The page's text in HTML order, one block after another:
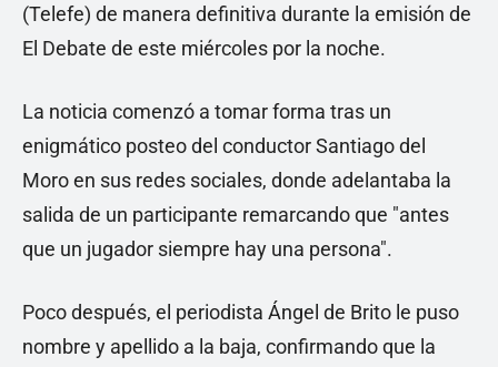
(Telefe) de manera definitiva durante la emisión de
El Debate de este miércoles por la noche.
La noticia comenzó a tomar forma tras un
enigmático posteo del conductor Santiago del
Moro en sus redes sociales, donde adelantaba la
salida de un participante remarcando que "antes
que un jugador siempre hay una persona".
Poco después, el periodista Ángel de Brito le puso
nombre y apellido a la baja, confirmando que la